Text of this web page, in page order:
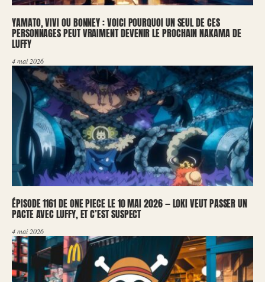
YAMATO, VIVI OU BONNEY : VOICI POURQUOI UN SEUL DE CES
PERSONNAGES PEUT VRAIMENT DEVENIR LE PROCHAIN NAKAMA DE
LUFFY
4 mai 2026
ÉPISODE 1161 DE ONE PIECE LE 10 MAI 2026 — LOKI VEUT PASSER UN
PACTE AVEC LUFFY, ET C’EST SUSPECT
4 mai 2026